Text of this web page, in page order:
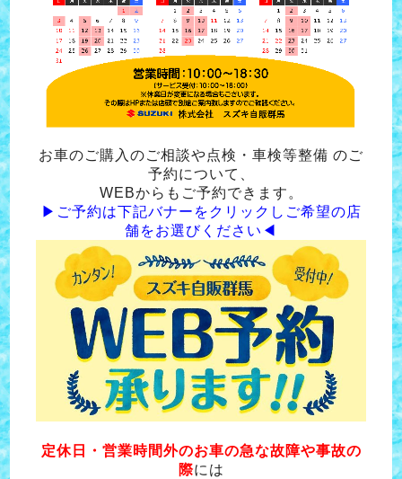
お車のご購入のご相談や点検・車検等整備 のご
予約について、
WEBからもご予約できます。
▶ご予約は下記バナーをクリックしご希望の店
舗をお選びください◀
定休日・営業時間外のお車の急な故障や事故の
際には